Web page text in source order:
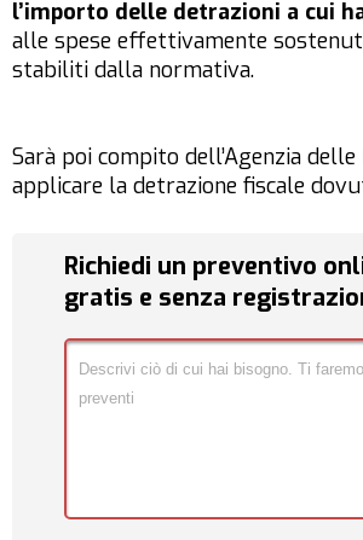
l’importo delle detrazioni a cui
alle spese effettivamente
stabiliti dalla normativa.
Sarà poi compito dell’Agenzia
applicare la detrazione fiscale
Richiedi un preventivo
gratis e senza